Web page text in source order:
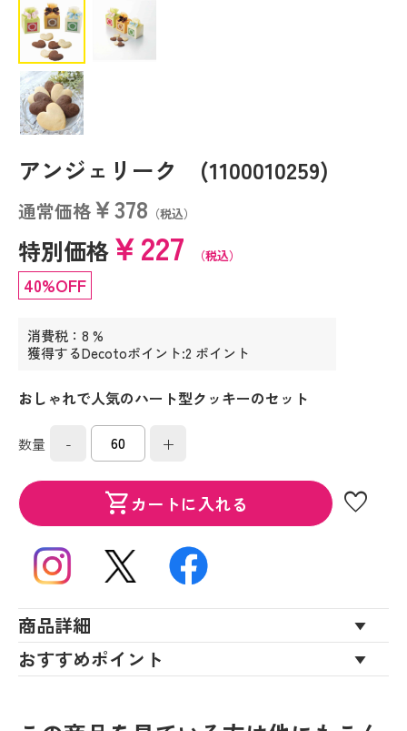
アンジェリーク (1100010259)
通常価格￥378 （税込）
特別価格￥227 （税込）
40%OFF
消費税：8 %
獲得するDecotoポイント:2 ポイント
おしゃれで人気のハート型クッキーのセット
数量 - +
shopping_cartカートに入れる favorite
商品詳細
おすすめポイント